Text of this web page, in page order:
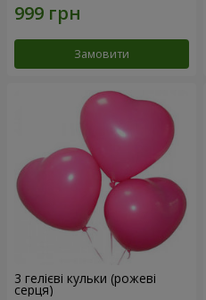
Замовити
3 гелієві кульки (рожеві
серця)